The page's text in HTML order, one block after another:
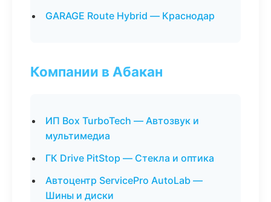
GARAGE Route Hybrid — Краснодар
Компании в Абакан
ИП Box TurboTech — Автозвук и
мультимедиа
ГК Drive PitStop — Стекла и оптика
Автоцентр ServicePro AutoLab —
Шины и диски